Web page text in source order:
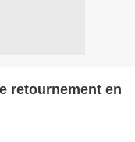
retournement en